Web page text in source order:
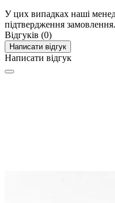
У цих випадках наші
підтвердження замовлення.
Відгуків (0)
Написати відгук
Написати відгук